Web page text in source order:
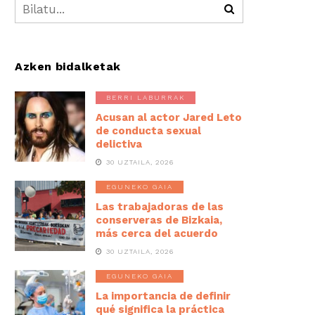
Azken bidalketak
BERRI LABURRAK
Acusan al actor Jared Leto
de conducta sexual
delictiva
30 UZTAILA, 2026
EGUNEKO GAIA
Las trabajadoras de las
conserveras de Bizkaia,
más cerca del acuerdo
30 UZTAILA, 2026
EGUNEKO GAIA
La importancia de definir
qué significa la práctica